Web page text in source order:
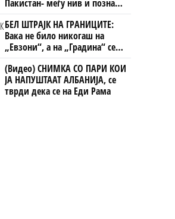
Пакистан- меѓу нив и познат
Непалец
БЕЛ ШТРАЈК НА ГРАНИЦИТЕ:
Вака не било никогаш на
„Евзони“, а на „Градина“ се
чека и пет часа
(Видео) СНИМКА СО ПАРИ КОИ
ЈА НАПУШТААТ АЛБАНИЈА, се
тврди дека се на Еди Рама